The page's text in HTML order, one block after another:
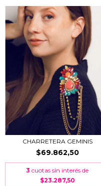
CHARRETERA GEMINIS
$69.862,50
3 cuotas sin interés de
$23.287,50